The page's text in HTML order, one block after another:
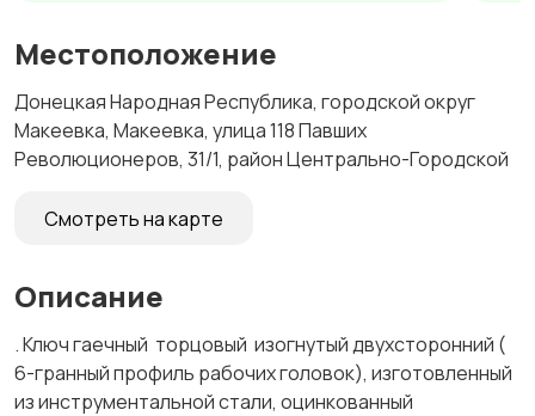
Местоположение
Донецкая Народная Республика, городской округ
Макеевка, Макеевка, улица 118 Павших
Революционеров, 31/1, район Центрально-Городской
Смотреть на карте
Описание
. Ключ гаечный торцовый изогнутый двухсторонний (
6-гранный профиль рабочих головок), изготовленный
из инструментальной стали, оцинкованный